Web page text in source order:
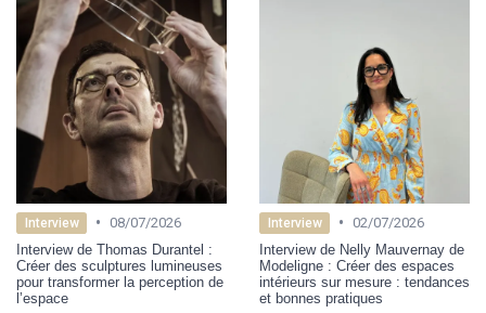
Interview • 08/07/2026
Interview de Thomas Durantel :
Créer des sculptures lumineuses
pour transformer la perception de
l’espace
Interview • 02/07/2026
Interview de Nelly Mauvernay de
Modeligne : Créer des espaces
intérieurs sur mesure : tendances
et bonnes pratiques